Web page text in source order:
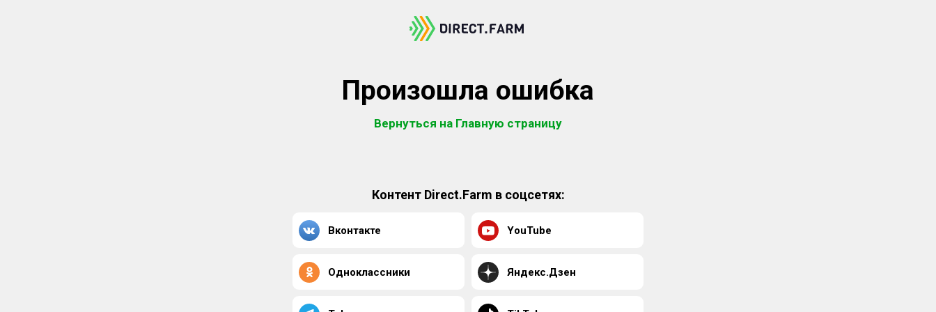
Произошла ошибка
Вернуться на Главную страницу
Контент Direct.Farm в соцсетях:
Вконтакте YouTube
Одноклассники Яндекс.Дзен